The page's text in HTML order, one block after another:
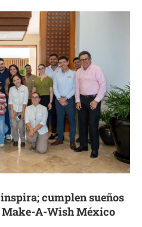
cumplen sueños
A-Wish México